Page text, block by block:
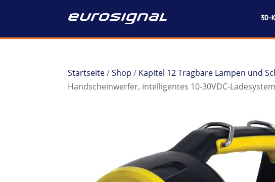
3D-
Startseite/Shop / Kapitel 12 Tragbare Lampen und
Handscheinwerfer, intelligentes 10-30VDC-Ladesystem